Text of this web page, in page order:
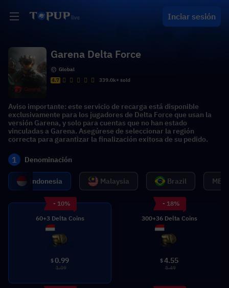
Inciar sesión
Garena Delta Force
Global
4.7
339.0k+ sold
Aviso importante: este servicio de recarga está disponible
exclusivamente para los jugadores de Delta Force que usan la
versión Garena, y solo para cuentas que no han estado
vinculadas a Garena. Asegúrese de seleccionar la región
correcta para garantizar la finalización exitosa de su pedido.
1 Denominación
Indonesia Malaysia Brazil
- 10%
60+3 Delta Coins
$0.99
1.09
- 18%
300+36 Delta Coins
$4.55
5.49